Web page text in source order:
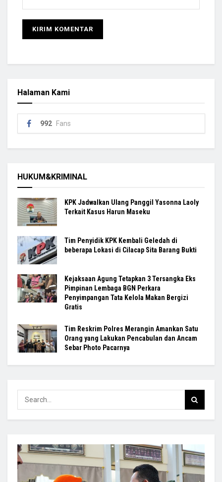
Halaman Kami
992 Fans
HUKUM&KRIMINAL
KPK Jadwalkan Ulang Panggil Yasonna Laoly
Terkait Kasus Harun Maseku
Tim Penyidik KPK Kembali Geledah di
beberapa Lokasi di Cilacap Sita Barang Bukti
Kejaksaan Agung Tetapkan 3 Tersangka Eks
Pimpinan Lembaga BGN Perkara
Penyimpangan Tata Kelola Makan Bergizi
Gratis
Tim Reskrim Polres Merangin Amankan Satu
Orang yang Lakukan Pencabulan dan Ancam
Sebar Photo Pacarnya